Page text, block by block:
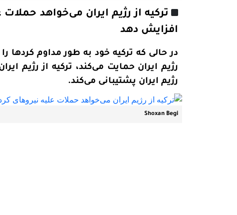
ترکیه از رژیم ایران می‌خواهد حملات
افزایش دهد
در حالی که ترکیه خود به طور مداوم کردها
رژیم ایران حمایت می‌کند، ترکیه از رژیم
رژیم ایران پشتیبانی می‌کند.
Shoxan Begi